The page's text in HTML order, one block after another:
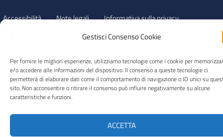
Gestisci Consenso Cookie
Per fornire le migliori esperienze, utilizziamo tecnologie come i cookie per
e/o accedere alle informazioni del dispositivo. Il consenso a queste tecnologie ci
permetterà di elaborare dati come il comportamento di navigazione o ID unici su
sito. Non acconsentire o ritirare il consenso può influire negativamente su alcune
caratteristiche e funzioni.
ACCETTA
Accessibilità Note legali Informativa sulla privacy
© 2026 Archivio di Stato di Roma